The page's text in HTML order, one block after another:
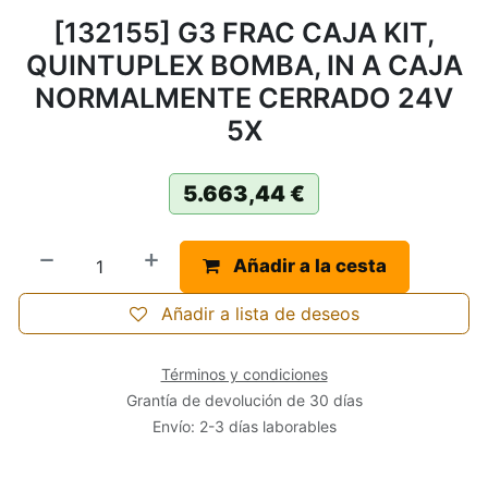
[132155] G3 FRAC CAJA KIT,
QUINTUPLEX BOMBA, IN A CAJA
NORMALMENTE CERRADO 24V
5X
5.663,44€
Añadir a la cesta
Añadir a lista de deseos
Términos y condiciones
Grantía de devolución de 30 días
Envío: 2-3 días laborables